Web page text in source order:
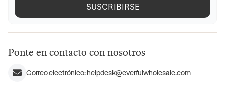
SUSCRIBIRSE
Ponte en contacto con nosotros
Correo electrónico:helpdesk@everfulwholesale.com